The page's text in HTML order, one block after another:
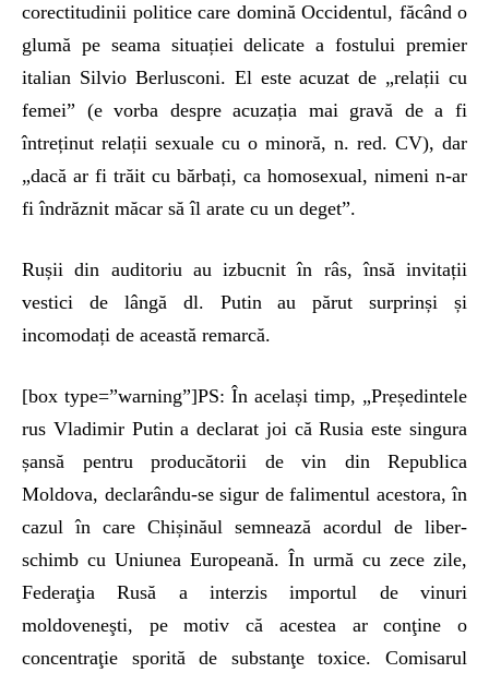
corectitudinii politice care domină Occidentul, făcând o
glumă pe seama situației delicate a fostului premier
italian Silvio Berlusconi. El este acuzat de „relații cu
femei” (e vorba despre acuzația mai gravă de a fi
întreținut relații sexuale cu o minoră, n. red. CV), dar
„dacă ar fi trăit cu bărbați, ca homosexual, nimeni n-ar
fi îndrăznit măcar să îl arate cu un deget”.
Rușii din auditoriu au izbucnit în râs, însă invitații
vestici de lângă dl. Putin au părut surprinși și
incomodați de această remarcă.
[box type=”warning”]PS: În același timp, „Președintele
rus Vladimir Putin a declarat joi că Rusia este singura
șansă pentru producătorii de vin din Republica
Moldova, declarându-se sigur de falimentul acestora, în
cazul în care Chișinăul semnează acordul de liber-
schimb cu Uniunea Europeană. În urmă cu zece zile,
Federaţia Rusă a interzis importul de vinuri
moldoveneşti, pe motiv că acestea ar conţine o
concentraţie sporită de substanţe toxice. Comisarul